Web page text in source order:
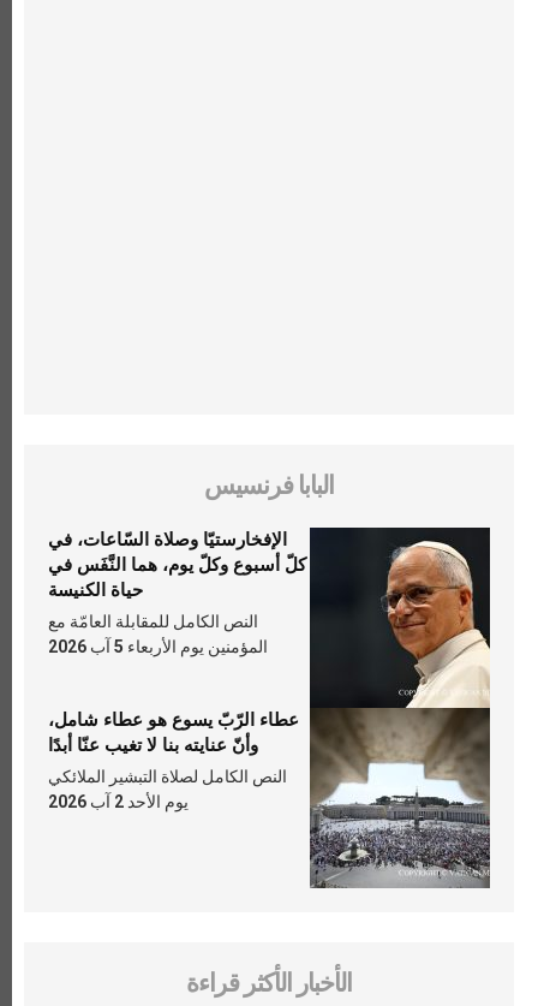
البابا فرنسيس
الإفخارستيّا وصلاة السّاعات، في
كلّ أسبوع وكلّ يوم، هما النَّفَس في
حياة الكنيسة
النص الكامل للمقابلة العامّة مع
المؤمنين يوم الأربعاء 5 آب 2026
عطاء الرّبّ يسوع هو عطاء شامل،
وأنّ عنايته بنا لا تغيب عنّا أبدًا
النص الكامل لصلاة التبشير الملائكي
يوم الأحد 2 آب 2026
الأخبار الأكثر قراءة